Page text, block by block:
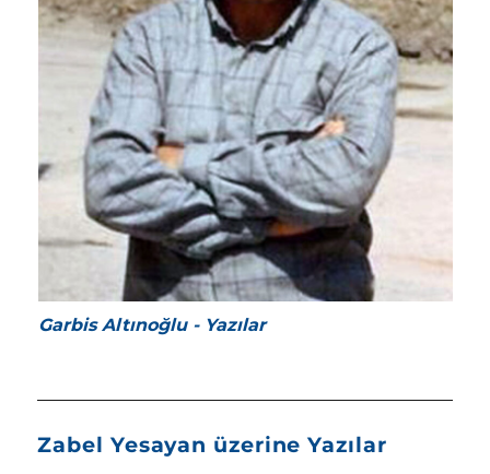
Garbis Altınoğlu - Yazılar
Zabel Yesayan üzerine Yazılar